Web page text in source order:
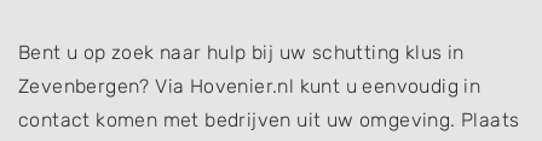
Bent u op zoek naar hulp bij uw schutting klus in
Zevenbergen? Via Hovenier.nl kunt u eenvoudig in
contact komen met bedrijven uit uw omgeving. Plaats